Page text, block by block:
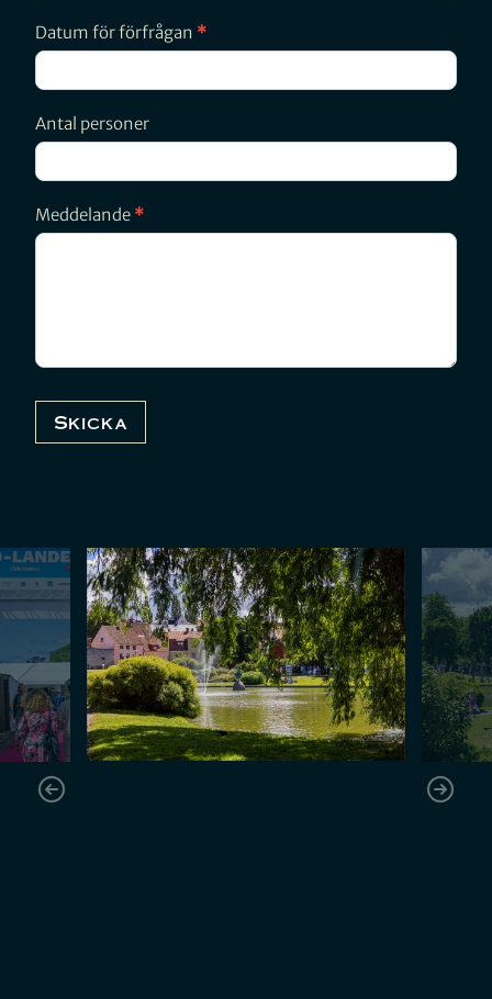
Datum för förfrågan *
Antal personer
Meddelande *
Skicka